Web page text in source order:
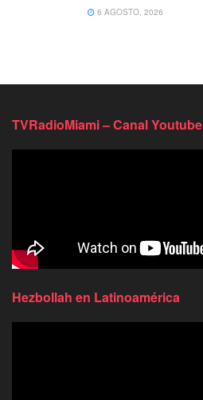
6 AGOSTO, 2026
TVRadioMiami – Canal Youtube
Hezbollah en Latinoamérica